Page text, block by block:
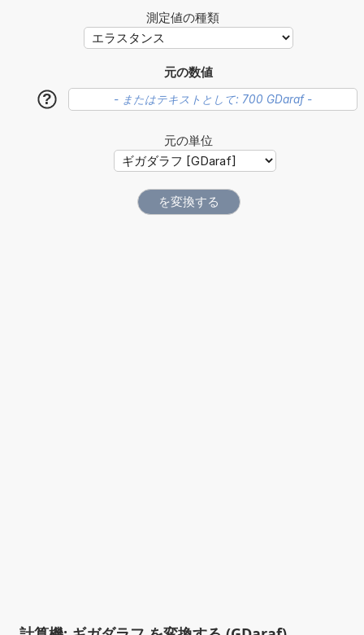
測定値の種類
元の数値
?
元の単位